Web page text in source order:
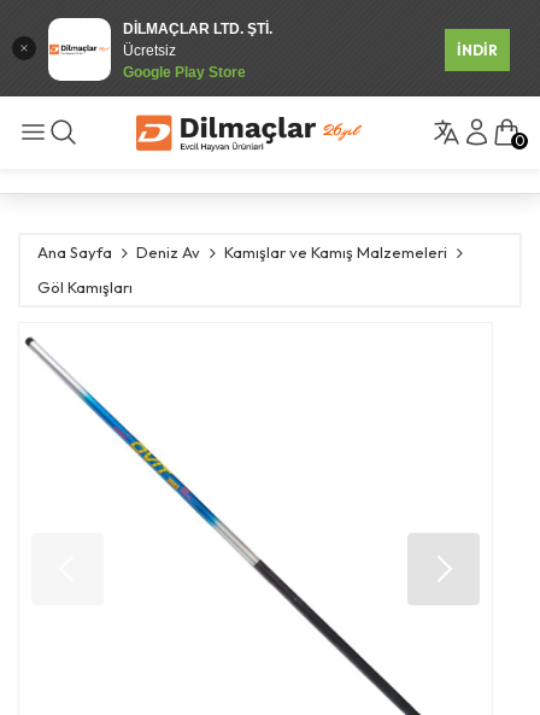
DİLMAÇLAR LTD. ŞTİ.
Ücretsiz
Google Play Store
İNDİR
0
Ana Sayfa Deniz Av
Kamışlar ve Kamış Malzemeleri
Göl Kamışları